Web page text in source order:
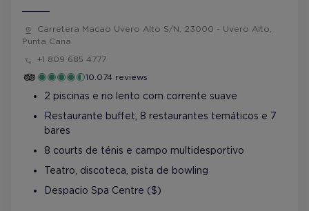
Carretera Macao Uvero Alto S/N, 23000 - Uvero Alto,
Punta Cana
+1 809 685 4777
10.074 reviews
2 piscinas e rio lento com corrente suave
Restaurante buffet, 8 restaurantes temáticos e 7
bares
8 courts de ténis e campo multidesportivo
Teatro, discoteca, pista de bowling
Despacio Spa Centre ($)